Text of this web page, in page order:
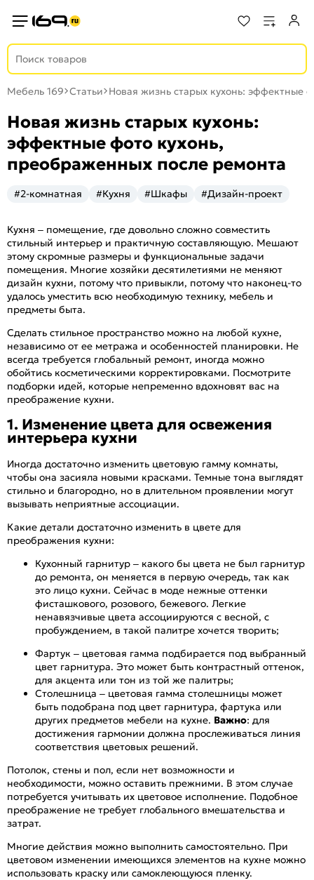
Мебель 169 Статьи Новая жизнь старых кухонь: эффектные
Новая жизнь старых кухонь:
эффектные фото кухонь,
преображенных после ремонта
#2-комнатная #Кухня #Шкафы #Дизайн-проект
Кухня – помещение, где довольно сложно совместить
стильный интерьер и практичную составляющую. Мешают
этому скромные размеры и функциональные задачи
помещения. Многие хозяйки десятилетиями не меняют
дизайн кухни, потому что привыкли, потому что наконец-то
удалось уместить всю необходимую технику, мебель и
предметы быта.
Сделать стильное пространство можно на любой кухне,
независимо от ее метража и особенностей планировки. Не
всегда требуется глобальный ремонт, иногда можно
обойтись косметическими корректировками. Посмотрите
подборки идей, которые непременно вдохновят вас на
преображение кухни.
1. Изменение цвета для освежения
интерьера кухни
Иногда достаточно изменить цветовую гамму комнаты,
чтобы она засияла новыми красками. Темные тона выглядят
стильно и благородно, но в длительном проявлении могут
вызывать неприятные ассоциации.
Какие детали достаточно изменить в цвете для
преображения кухни:
Кухонный гарнитур – какого бы цвета не был гарнитур
до ремонта, он меняется в первую очередь, так как
это лицо кухни. Сейчас в моде нежные оттенки
фисташкового, розового, бежевого. Легкие
ненавязчивые цвета ассоциируются с весной, с
пробуждением, в такой палитре хочется творить;
Фартук – цветовая гамма подбирается под выбранный
цвет гарнитура. Это может быть контрастный оттенок,
для акцента или тон из той же палитры;
Столешница – цветовая гамма столешницы может
быть подобрана под цвет гарнитура, фартука или
других предметов мебели на кухне. Важно: для
достижения гармонии должна прослеживаться линия
соответствия цветовых решений.
Потолок, стены и пол, если нет возможности и
необходимости, можно оставить прежними. В этом случае
потребуется учитывать их цветовое исполнение. Подобное
преображение не требует глобального вмешательства и
затрат.
Многие действия можно выполнить самостоятельно. При
цветовом изменении имеющихся элементов на кухне можно
использовать краску или самоклеющуюся пленку.